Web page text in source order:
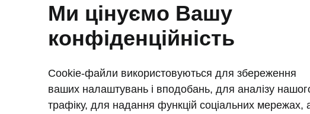
Екологічно чисте
нових дизельних
2025-04-28T12:13:30.644+00:00
Ми цінуємо Вашу
конфіденційність
Cookie-файли використовуються для збереження
ваших налаштувань і вподобань, для аналізу
трафіку, для надання функцій соціальних мережах,